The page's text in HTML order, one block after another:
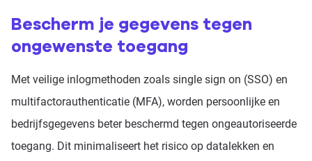
Bescherm je gegevens tegen
ongewenste toegang
Met veilige inlogmethoden zoals single sign on (SSO) en
multifactorauthenticatie (MFA), worden persoonlijke en
bedrijfsgegevens beter beschermd tegen ongeautoriseerde
toegang. Dit minimaliseert het risico op datalekken en